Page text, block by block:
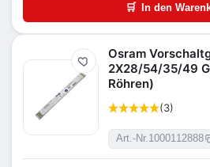
🛒 In den
Merken
Osram
2X28/54/35/49
Röhren)
(3)
Art.-Nr.1000112888